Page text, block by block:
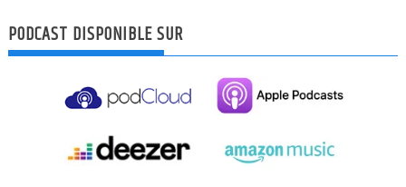
PODCAST DISPONIBLE SUR